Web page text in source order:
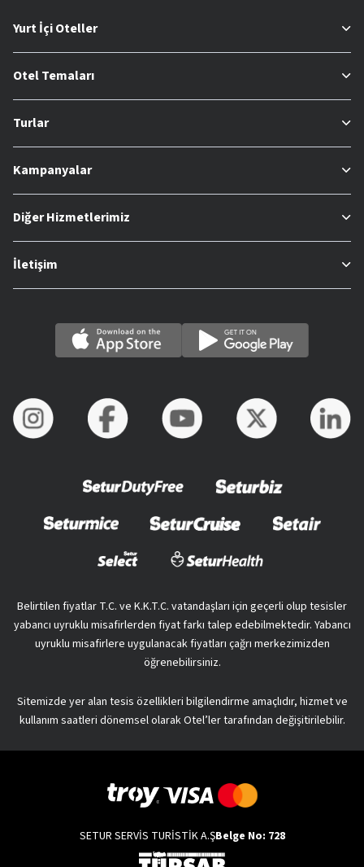
Yurt İçi Oteller
Otel Temaları
Turlar
Kampanyalar
Diğer Hizmetlerimiz
İletişim
Belirtilen fiyatlar T.C. ve K.K.T.C. vatandaşları için geçerli olup tesisler
yabancı uyruklu misafirlerden fiyat farkı talep edebilmektedir. Yabancı
uyruklu misafirlere uygulanacak fiyatları çağrı merkezimizden
öğrenebilirsiniz.
Sitemizde yer alan tesis özellikleri bilgilendirme amaçlıdır, hizmet ve
kullanım saatleri dönemsel olarak Otel’ler tarafından değişitirilebilir.
SETUR SERVİS TURİSTİK A.ŞBelge No: 728